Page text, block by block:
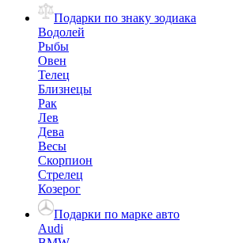
Подарки по знаку зодиака
Водолей
Рыбы
Овен
Телец
Близнецы
Рак
Лев
Дева
Весы
Скорпион
Стрелец
Козерог
Подарки по марке авто
Audi